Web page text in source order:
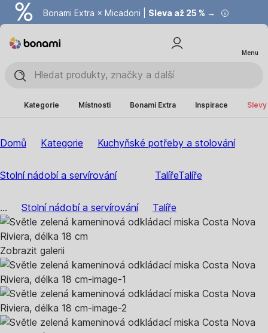
Bonami Extra × Micadoni | Sleva až 25 % →
Summer Sale | Ušetřete až 40 % →
Menu
Kategorie Místnosti Bonami Extra Inspirace
Domů Kategorie Kuchyňské potřeby a stolování
Stolní nádobí a servírování TalířeTalíře
... Stolní nádobí a servírování Talíře
Zobrazit galerii